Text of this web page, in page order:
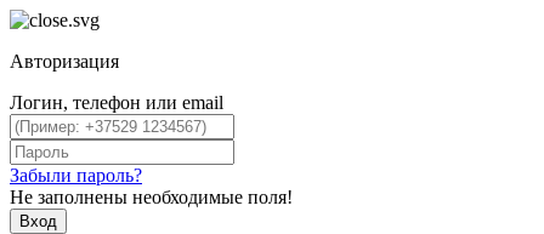
Авторизация
Логин, телефон или email
Забыли пароль?
Не заполнены необходимые поля!
Вход